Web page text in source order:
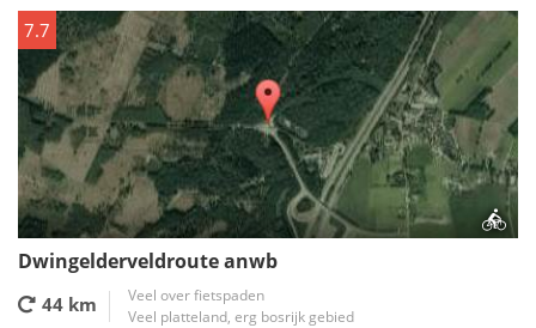
7.7
Dwingelderveldroute anwb
44 km
Veel over fietspaden
Veel platteland, erg bosrijk gebied